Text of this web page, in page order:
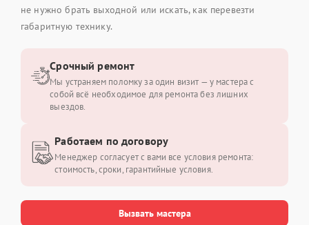
не нужно брать выходной или искать, как перевезти
габаритную технику.
Вызвать мастера
Срочный ремонт
Мы устраняем поломку за один визит — у мастера с
собой всё необходимое для ремонта без лишних
выездов.
Работаем по договору
Менеджер согласует с вами все условия ремонта:
стоимость, сроки, гарантийные условия.